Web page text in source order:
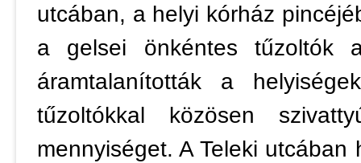
utcában, a helyi kórház
a gelsei önkéntes tűzoltók
áramtalanították a
tűzoltókkal közösen
mennyiséget. A Teleki